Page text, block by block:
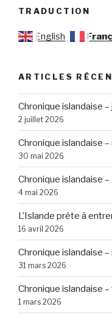
TRADUCTION
English
ARTICLES
Chronique islandaise
2 juillet 2026
Chronique islandaise
30 mai 2026
Chronique islandaise
4 mai 2026
L’Islande prête à
16 avril 2026
Chronique islandaise
31 mars 2026
Chronique islandaise
1 mars 2026